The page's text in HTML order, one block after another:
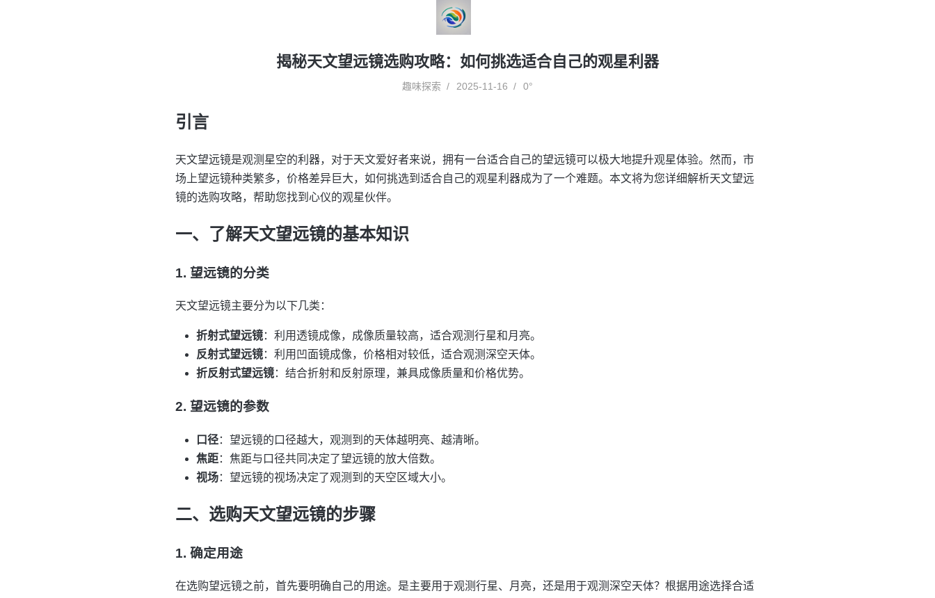
揭秘天文望远镜选购攻略：如何挑选适合自己的观星利器
趣味探索 2025-11-16 0°
引言
天文望远镜是观测星空的利器，对于天文爱好者来说，拥有一台适合自己的望远镜可以极大地提升观星体验。然而，市
场上望远镜种类繁多，价格差异巨大，如何挑选到适合自己的观星利器成为了一个难题。本文将为您详细解析天文望远
镜的选购攻略，帮助您找到心仪的观星伙伴。
一、了解天文望远镜的基本知识
1. 望远镜的分类
天文望远镜主要分为以下几类：
折射式望远镜：利用透镜成像，成像质量较高，适合观测行星和月亮。
反射式望远镜：利用凹面镜成像，价格相对较低，适合观测深空天体。
折反射式望远镜：结合折射和反射原理，兼具成像质量和价格优势。
2. 望远镜的参数
口径：望远镜的口径越大，观测到的天体越明亮、越清晰。
焦距：焦距与口径共同决定了望远镜的放大倍数。
视场：望远镜的视场决定了观测到的天空区域大小。
二、选购天文望远镜的步骤
1. 确定用途
在选购望远镜之前，首先要明确自己的用途。是主要用于观测行星、月亮，还是用于观测深空天体？根据用途选择合适